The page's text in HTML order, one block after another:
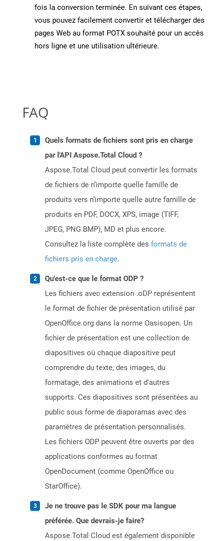
fois la conversion terminée. En suivant ces étapes,
vous pouvez facilement convertir et télécharger des
pages Web au format POTX souhaité pour un accès
hors ligne et une utilisation ultérieure.
FAQ
Quels formats de fichiers sont pris en charge
par l'API Aspose.Total Cloud ?
Aspose.Total Cloud peut convertir les formats
de fichiers de n’importe quelle famille de
produits vers n’importe quelle autre famille de
produits en PDF, DOCX, XPS, image (TIFF,
JPEG, PNG BMP), MD et plus encore.
Consultez la liste complète des formats de
fichiers pris en charge.
Qu'est-ce que le format ODP ?
Les fichiers avec extension .oDP représentent
le format de fichier de présentation utilisé par
OpenOffice.org dans la norme Oasisopen. Un
fichier de présentation est une collection de
diapositives où chaque diapositive peut
comprendre du texte, des images, du
formatage, des animations et d'autres
supports. Ces diapositives sont présentées au
public sous forme de diaporamas avec des
paramètres de présentation personnalisés.
Les fichiers ODP peuvent être ouverts par des
applications conformes au format
OpenDocument (comme OpenOffice ou
StarOffice).
Je ne trouve pas le SDK pour ma langue
préférée. Que devrais-je faire?
Aspose.Total Cloud est également disponible